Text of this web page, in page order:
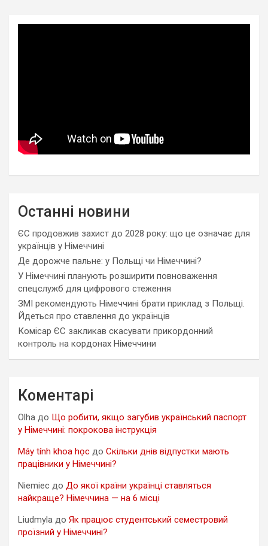
Останні новини
ЄС продовжив захист до 2028 року: що це означає для
українців у Німеччині
Де дорожче пальне: у Польщі чи Німеччині?
У Німеччині планують розширити повноваження
спецслужб для цифрового стеження
ЗМІ рекомендують Німеччині брати приклад з Польщі.
Йдеться про ставлення до українців
Комісар ЄС закликав скасувати прикордонний
контроль на кордонах Німеччини
Коментарі
Olha до Що робити, якщо загубив український паспорт
у Німеччині: покрокова інструкція
Máy tính khoa học до Скільки днів відпустки мають
працівники у Німеччині?
Niemiec до До якої країни українці ставляться
найкраще? Німеччина — на 6 місці
Liudmyla до Як працює студентський семестровий
проїзний у Німеччині?